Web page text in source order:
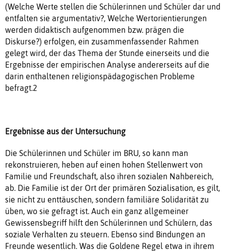
(Welche Werte stellen die Schülerinnen und Schüler dar und
entfalten sie argumentativ?, Welche Wertorientierungen
werden didaktisch aufgenommen bzw. prägen die
Diskurse?) erfolgen, ein zusammenfassender Rahmen
gelegt wird, der das Thema der Stunde einerseits und die
Ergebnisse der empirischen Analyse andererseits auf die
darin enthaltenen religionspädagogischen Probleme
befragt.2
Ergebnisse aus der Untersuchung
Die Schülerinnen und Schüler im BRU, so kann man
rekonstruieren, heben auf einen hohen Stellenwert von
Familie und Freundschaft, also ihren sozialen Nahbereich,
ab. Die Familie ist der Ort der primären Sozialisation, es gilt,
sie nicht zu enttäuschen, sondern familiäre Solidarität zu
üben, wo sie gefragt ist. Auch ein ganz allgemeiner
Gewissensbegriff hilft den Schülerinnen und Schülern, das
soziale Verhalten zu steuern. Ebenso sind Bindungen an
Freunde wesentlich. Was die Goldene Regel etwa in ihrem